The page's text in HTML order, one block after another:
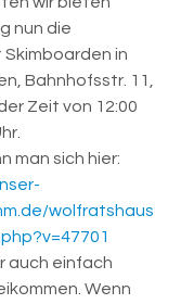
nun die
in
Bahnhofsstr. 11,
Zeit von 12:00
man sich hier:
wolfratshaus
auch einfach
Wenn